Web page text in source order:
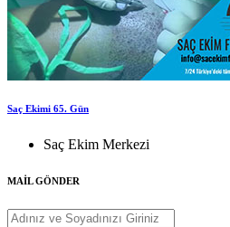
Saç Ekimi 65. Gün
Saç Ekim Merkezi
MAİL GÖNDER